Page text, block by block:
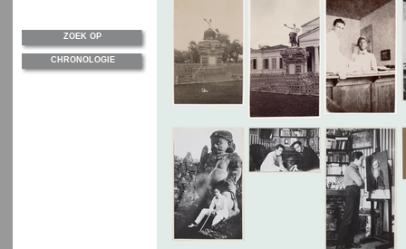
ZOEK OP
CHRONOLOGIE